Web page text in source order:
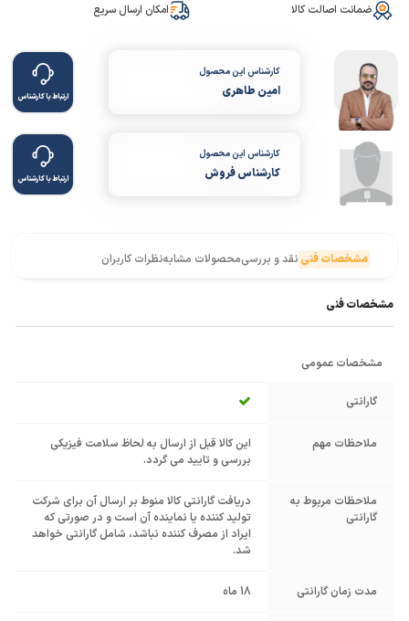
ضمانت اصالت کالا امکان ارسال سریع
کارشناس این محصول
امین طاهری ارتباط با کارشناس
کارشناس این محصول
کارشناس فروش ارتباط با کارشناس
مشخصات فنی نقد و بررسیمحصولات مشابهنظرات کاربران
مشخصات فنی
مشخصات عمومی
گارانتی
ملاحظات مهم
این کالا قبل از ارسال به لحاظ سلامت فیزیکی
بررسی و تایید می گردد.
ملاحظات مربوط به
گارانتی
دریافت گارانتی کالا منوط بر ارسال آن برای شرکت
تولید کننده یا نماینده آن است و در صورتی که
ایراد از مصرف کننده نباشد، شامل گارانتی خواهد
شد.
مدت زمان گارانتی 18 ماه